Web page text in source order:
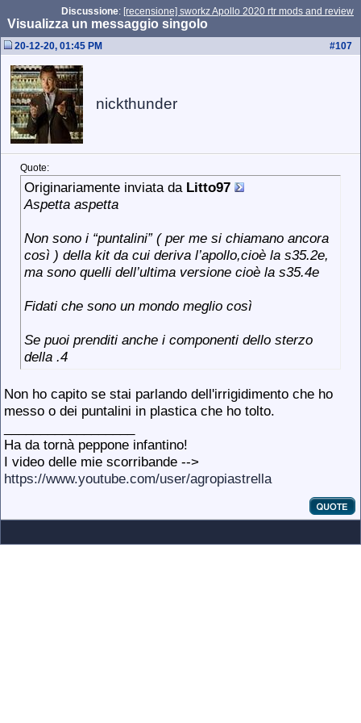
Discussione: [recensione] sworkz Apollo 2020 rtr mods and review
Visualizza un messaggio singolo
#107
20-12-20, 01:45 PM
nickthunder
Quote:
Originariamente inviata da Litto97
Aspetta aspetta
Non sono i “puntalini” ( per me si chiamano ancora
così ) della kit da cui deriva l’apollo,cioè la s35.2e,
ma sono quelli dell’ultima versione cioè la s35.4e
Fidati che sono un mondo meglio così
Se puoi prenditi anche i componenti dello sterzo
della .4
Non ho capito se stai parlando dell'irrigidimento che ho
messo o dei puntalini in plastica che ho tolto.
Ha da tornà peppone infantino!
I video delle mie scorribande -->
https://www.youtube.com/user/agropiastrella